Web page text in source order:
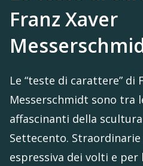
Franz Xaver
Le “teste di carattere” di
Messerschmidt sono tra
affascinanti della
Settecento.
espressiva dei volti e